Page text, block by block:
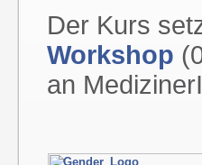
Der Kurs
Workshop
an